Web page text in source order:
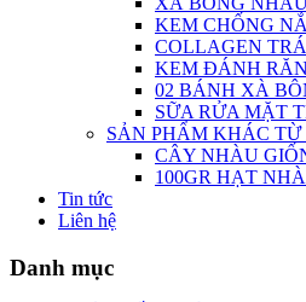
KEM CHỐNG
COLLAGEN
KEM ĐÁNH
02 BÁNH XÀ
SỮA RỬA MẶT
SẢN PHẨM KHÁC
CÂY NHÀU
100GR HẠT
Tin tức
Liên hệ
Danh mục